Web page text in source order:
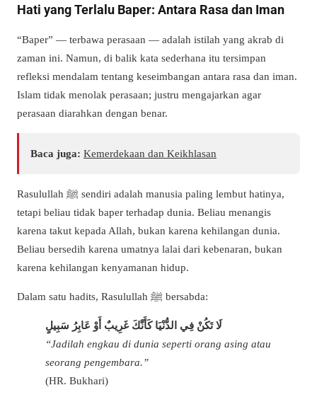
Hati yang Terlalu Baper: Antara Rasa dan Iman
“Baper” — terbawa perasaan — adalah istilah yang akrab di
zaman ini. Namun, di balik kata sederhana itu tersimpan
refleksi mendalam tentang keseimbangan antara rasa dan iman.
Islam tidak menolak perasaan; justru mengajarkan agar
perasaan diarahkan dengan benar.
Baca juga: Kemerdekaan dan Keikhlasan
Rasulullah ﷺ sendiri adalah manusia paling lembut hatinya,
tetapi beliau tidak baper terhadap dunia. Beliau menangis
karena takut kepada Allah, bukan karena kehilangan dunia.
Beliau bersedih karena umatnya lalai dari kebenaran, bukan
karena kehilangan kenyamanan hidup.
Dalam satu hadits, Rasulullah ﷺ bersabda:
لَا تَكُنْ فِي الدُّنْيَا كَأَنَّكَ غَرِيبٌ أَوْ عَابِرُ سَبِيلٍ
“Jadilah engkau di dunia seperti orang asing atau
seorang pengembara.”
(HR. Bukhari)